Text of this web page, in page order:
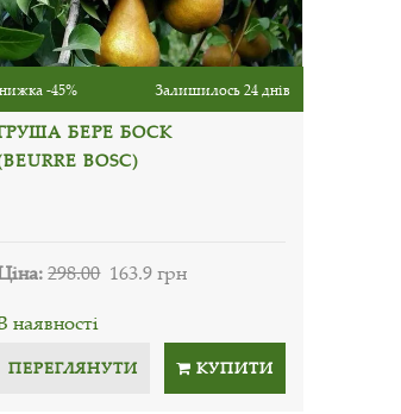
-45% Залишилось 24 днів
БЕРЕ БОСК
BOSC)
298.00 163.9 грн
наявності
ПЕРЕГЛЯНУТИ КУПИТИ